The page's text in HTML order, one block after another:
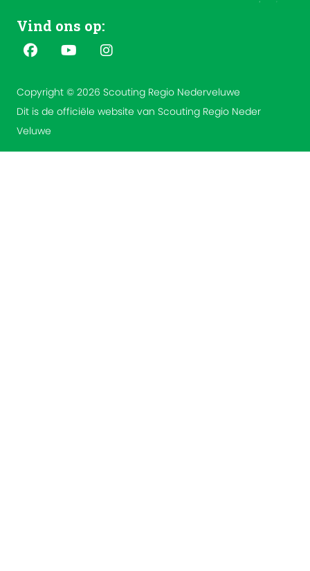
Vind ons op:
Copyright © 2026 Scouting Regio Nederveluwe
Dit is de officiële website van Scouting Regio Neder
Veluwe